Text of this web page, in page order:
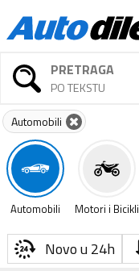
PRETRAGA
PO TEKSTU
Automobili
Automobili Motori i Bicikli
Novo u 24h